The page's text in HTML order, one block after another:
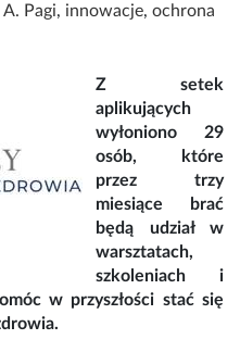
A. Pagi, innowacje, ochrona
Z setek
aplikujących
wyłoniono 29
osób, które
przez trzy
miesiące brać
będą udział w
warsztatach,
szkoleniach i
w przyszłości stać się